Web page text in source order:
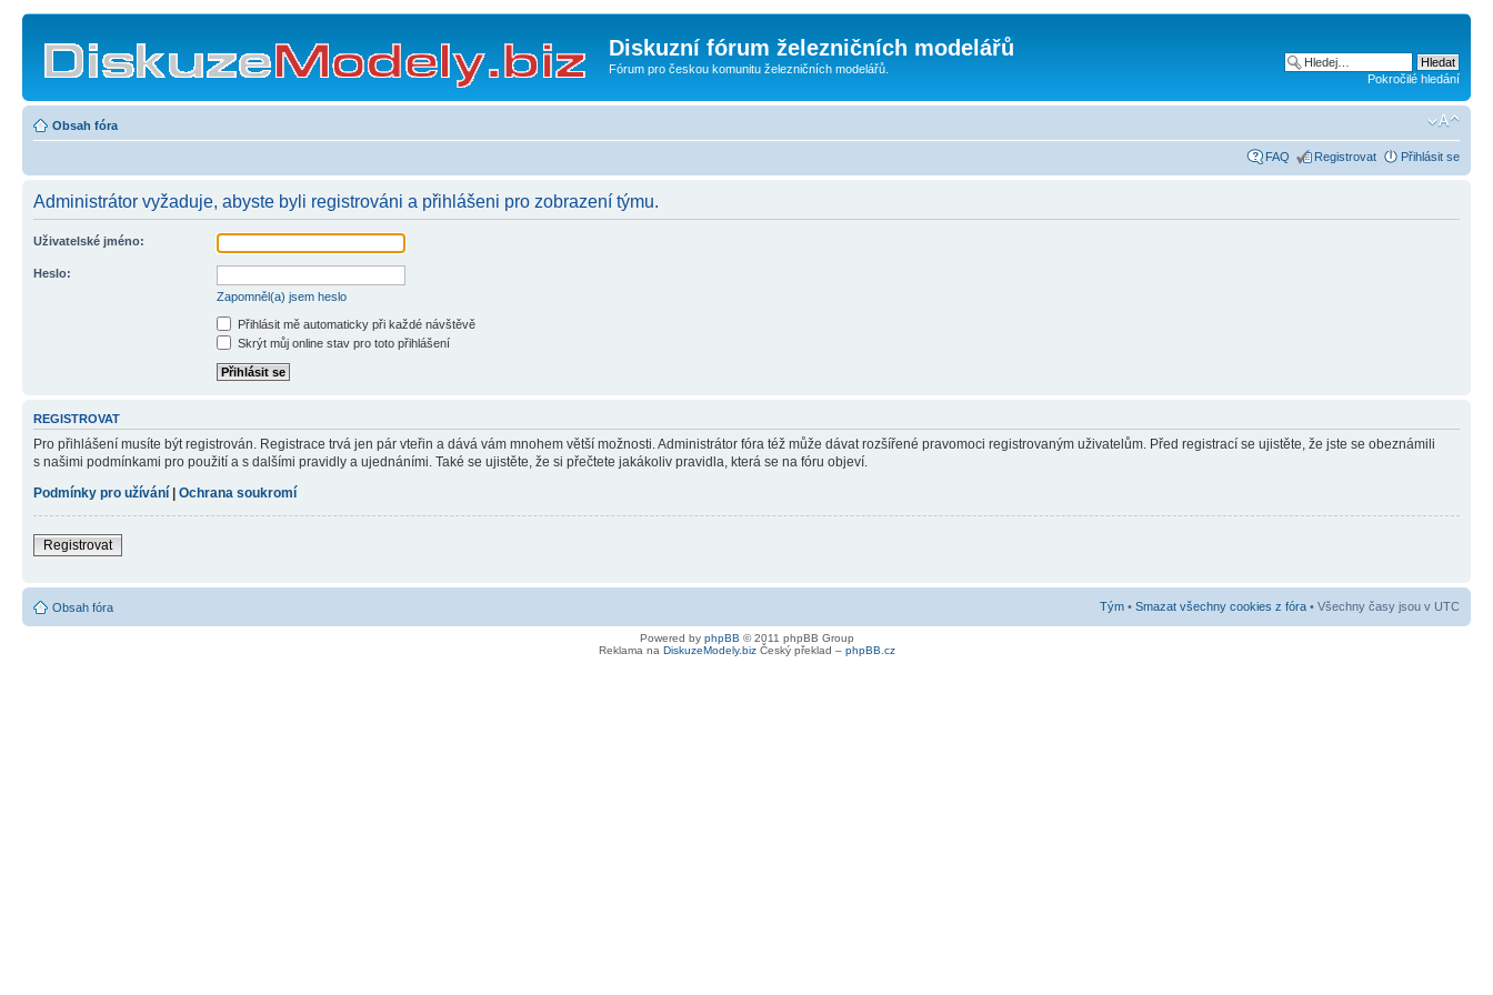
Diskuzní fórum železničních modelářů
Fórum pro českou komunitu železničních modelářů.
Pokročilé hledání
Obsah fóra
FAQ Registrovat Přihlásit se
Administrátor vyžaduje, abyste byli registrováni a přihlášeni pro zobrazení týmu.
Uživatelské jméno:
Heslo:
Zapomněl(a) jsem heslo
Přihlásit mě automaticky při každé návštěvě
Skrýt můj online stav pro toto přihlášení
REGISTROVAT
Pro přihlášení musíte být registrován. Registrace trvá jen pár vteřin a dává vám mnohem větší možnosti. Administrátor fóra též může dávat rozšířené pravomoci registrovaným uživatelům. Před registrací se ujistěte, že jste se obeznámili
s našimi podmínkami pro použití a s dalšími pravidly a ujednáními. Také se ujistěte, že si přečtete jakákoliv pravidla, která se na fóru objeví.
Podmínky pro užívání
Ochrana soukromí
Registrovat
Obsah fóra Tým • Smazat všechny cookies z fóra • Všechny časy jsou v UTC
Powered by phpBB © 2011 phpBB Group
Reklama na DiskuzeModely.bizČeský překlad – phpBB.cz